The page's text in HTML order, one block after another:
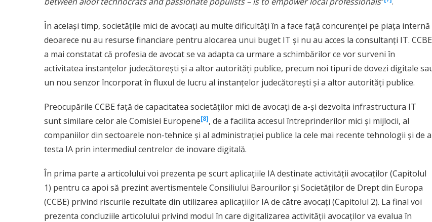
În același timp, societățile mici de avocați au multe dificultăți în a face față concurenței pe piața internă
deoarece nu au resurse financiare pentru alocarea unui buget IT și nu au acces la consultanți IT. CCBE
a mai constatat că profesia de avocat se va adapta ca urmare a schimbărilor ce vor surveni în
activitatea instanțelor judecătorești și a altor autorități publice, precum noi tipuri de dovezi digitale
un nou senzor încorporat în fluxul de lucru al instanțelor judecătorești și a altor autorități publice.
Preocupările CCBE față de capacitatea societăților mici de avocați de a-și dezvolta infrastructura IT
sunt similare celor ale Comisiei Europene[8], de a facilita accesul întreprinderilor mici și mijlocii, al
companiilor din sectoarele non-tehnice și al administrației publice la cele mai recente tehnologii și de a
testa IA prin intermediul centrelor de inovare digitală.
În prima parte a articolului voi prezenta pe scurt aplicațiile IA destinate activității avocaților (Capitolul
1) pentru ca apoi să prezint avertismentele Consiliului Barourilor și Societăților de Drept din Europa
(CCBE) privind riscurile rezultate din utilizarea aplicațiilor IA de către avocați (Capitolul 2). La final voi
prezenta concluziile articolului privind modul în care digitalizarea activității avocaților va evalua în